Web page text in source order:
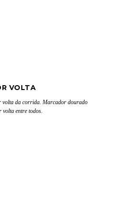
VOLTA
volta da corrida. Marcador dourado
volta entre todos.